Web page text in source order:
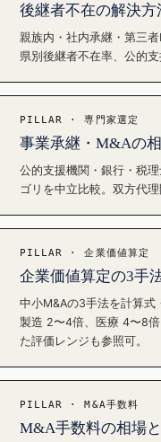
後継者不在の解決
親族内・社内承継・第三
県別後継者不在率、公的
PILLAR · 専門家選定
事業承継・M&Aの
公的支援機関・銀行・税
ゴリを中立比較。双方代
PILLAR · 企業価値算定
企業価値算定の3手
中小M&Aの3手法を計算式
製造 2〜4倍、医療 4〜8
た評価レンジも参照可。
PILLAR · M&A手数料
M&A手数料の相場